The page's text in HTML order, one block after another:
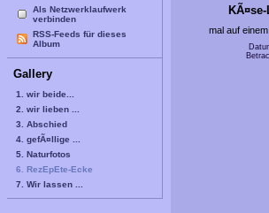
Als Netzwerklaufwerk
verbinden
RSS-Feeds für dieses
Album
Gallery
1. wir beide...
2. wir lieben ...
3. Abschied
4. gefÃ¤llige ...
5. Naturfotos
6. RezEpEte-Ecke
7. Wir lassen ...
mal auf